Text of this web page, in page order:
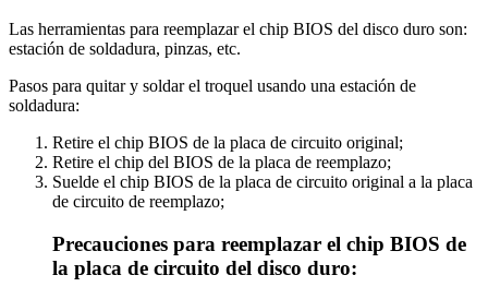
Las herramientas para reemplazar el chip BIOS del disco duro son:
estación de soldadura, pinzas, etc.
Pasos para quitar y soldar el troquel usando una estación de
soldadura:
Retire el chip BIOS de la placa de circuito original;
Retire el chip del BIOS de la placa de reemplazo;
Suelde el chip BIOS de la placa de circuito original a la placa
de circuito de reemplazo;
Precauciones para reemplazar el chip BIOS de
la placa de circuito del disco duro: